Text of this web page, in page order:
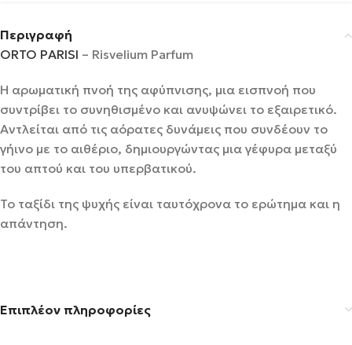
Περιγραφή
ORTO PARISI – Risvelium Parfum
Η αρωματική πνοή της αφύπνισης, μια εισπνοή που
συντρίβει το συνηθισμένο και ανυψώνει το εξαιρετικό.
Αντλείται από τις αόρατες δυνάμεις που συνδέουν το
γήινο με το αιθέριο, δημιουργώντας μια γέφυρα μεταξύ
του απτού και του υπερβατικού.
Το ταξίδι της ψυχής είναι ταυτόχρονα το ερώτημα και η
απάντηση.
Επιπλέον πληροφορίες